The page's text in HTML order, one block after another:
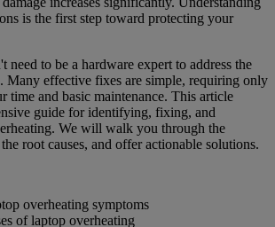
is the first step toward protecting your
need to be a hardware expert to address the
Many effective fixes are simple, requiring only
time and basic maintenance. This article
guide for identifying, fixing, and
We will walk you through the
root causes, and offer actionable solutions.
overheating symptoms
of laptop overheating